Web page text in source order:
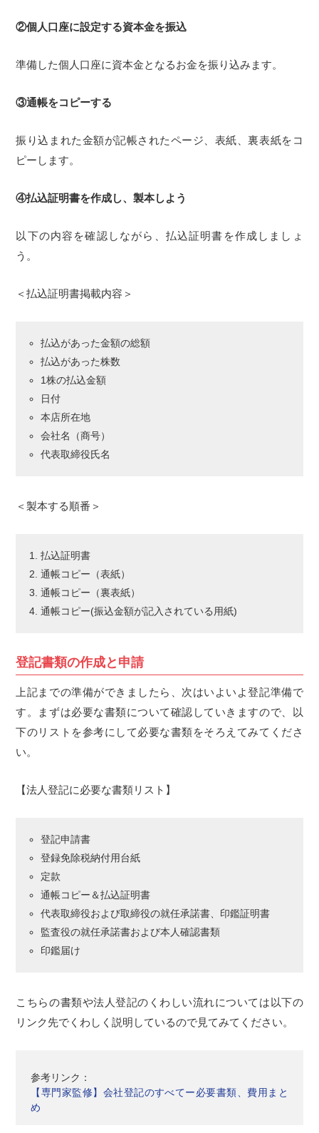
②個人口座に設定する資本金を振込
準備した個人口座に資本金となるお金を振り込みます。
③通帳をコピーする
振り込まれた金額が記帳されたページ、表紙、裏表紙をコ
ピーします。
④払込証明書を作成し、製本しよう
以下の内容を確認しながら、払込証明書を作成しましょ
う。
＜払込証明書掲載内容＞
払込があった金額の総額
払込があった株数
1株の払込金額
日付
本店所在地
会社名（商号）
代表取締役氏名
＜製本する順番＞
払込証明書
通帳コピー（表紙）
通帳コピー（裏表紙）
通帳コピー(振込金額が記入されている用紙)
登記書類の作成と申請
上記までの準備ができましたら、次はいよいよ登記準備で
す。まずは必要な書類について確認していきますので、以
下のリストを参考にして必要な書類をそろえてみてくださ
い。
【法人登記に必要な書類リスト】
登記申請書
登録免除税納付用台紙
定款
通帳コピー＆払込証明書
代表取締役および取締役の就任承諾書、印鑑証明書
監査役の就任承諾書および本人確認書類
印鑑届け
こちらの書類や法人登記のくわしい流れについては以下の
リンク先でくわしく説明しているので見てみてください。
参考リンク：
【専門家監修】会社登記のすべてー必要書類、費用まと
め